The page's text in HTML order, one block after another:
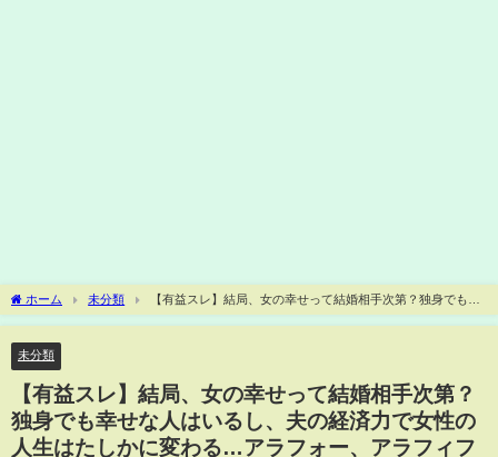
ホーム 未分類
【有益スレ】結局、女の幸せって結婚相手次第？独身でも幸
せな人はいるし、夫の経済力で女性の人生はたしかに変わる…アラフォー、アラフィ
未分類
【有益スレ】結局、女の幸せって結婚相手次第？
独身でも幸せな人はいるし、夫の経済力で女性の
人生はたしかに変わる…アラフォー、アラフィフ